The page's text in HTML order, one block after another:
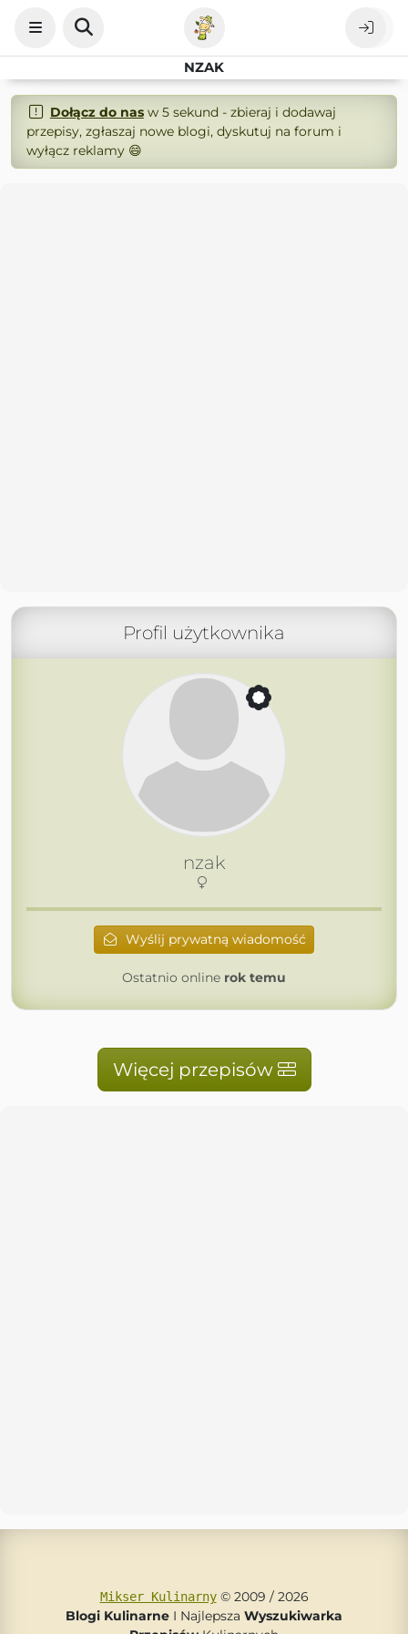
NZAK
Dołącz do nasw 5 sekund - zbieraj i dodawaj
przepisy, zgłaszaj nowe blogi, dyskutuj na forum i
wyłącz reklamy 😄
Profil użytkownika
nzak
Wyślij prywatną wiadomość
Ostatnio online rok temu
Więcej przepisów
Mikser Kulinarny© 2009 / 2026
Blogi Kulinarne I Najlepsza Wyszukiwarka